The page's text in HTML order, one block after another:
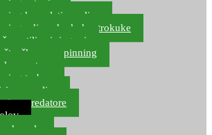
setovi
kompleti varalica
udice, dvokuke, trokuke
vrtilice i ringovi
škare za spinning
pastrve
torbe
za varalice
za predatore
role